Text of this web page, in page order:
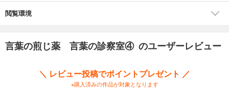
閲覧環境
言葉の煎じ薬 言葉の診察室④ のユーザーレビュー
＼ レビュー投稿でポイントプレゼント ／
※購入済みの作品が対象となります